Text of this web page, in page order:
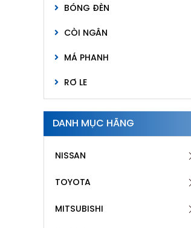
BÓNG ĐÈN
CÒI NGÂN
MÁ PHANH
RƠ LE
LỌC NHỚT
MÔ BIN
MÔ TƠ BƠM XĂNG
DANH MỤC HÃNG
NISSAN
TOYOTA
MITSUBISHI